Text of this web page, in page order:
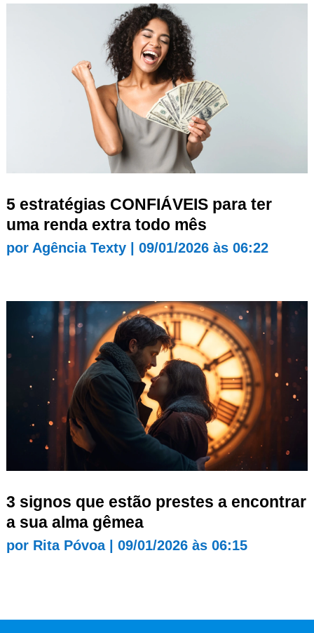
5 estratégias CONFIÁVEIS para ter
uma renda extra todo mês
por Agência Texty| 09/01/2026 às 06:22
3 signos que estão prestes a encontrar
a sua alma gêmea
por Rita Póvoa| 09/01/2026 às 06:15